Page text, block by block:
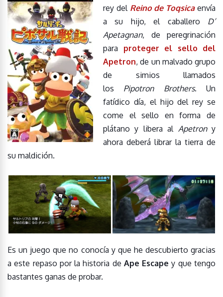
rey del Reino de Toqsicaenvía
a su hijo, el caballero D’
Apetagnan, de peregrinación
para proteger el sello del
Apetron, de un malvado grupo
de simios llamados
los Pipotron Brothers. Un
fatídico día, el hijo del rey se
come el sello en forma de
plátano y libera al Apetrony
ahora deberá librar la tierra de
su maldición.
Es un juego que no conocía y que he descubierto gracias
a este repaso por la historia de Ape Escape y que tengo
bastantes ganas de probar.